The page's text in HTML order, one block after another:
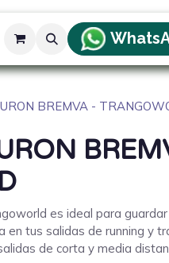
BREMVA -
es ideal para guardar
en tus salidas de running y
de corta y media